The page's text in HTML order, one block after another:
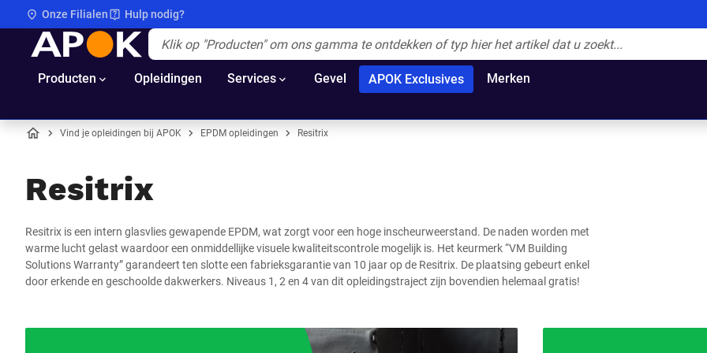
Onze Filialen Hulp nodig?
APOK
Producten Opleidingen Services Gevel APOK Exclusives Merken
Vind je opleidingen bij APOK EPDM opleidingen Resitrix
Resitrix
Resitrix is een intern glasvlies gewapende EPDM, wat zorgt voor een hoge inscheurweerstand. De naden worden met
warme lucht gelast waardoor een onmiddellijke visuele kwaliteitscontrole mogelijk is. Het keurmerk “VM Building
Solutions Warranty” garandeert ten slotte een fabrieksgarantie van 10 jaar op de Resitrix. De plaatsing gebeurt enkel
door erkende en geschoolde dakwerkers. Niveaus 1, 2 en 4 van dit opleidingstraject zijn bovendien helemaal gratis!